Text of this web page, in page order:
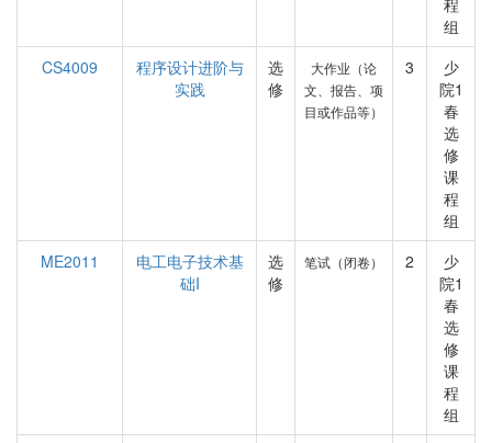
程
组
CS4009
程序设计进阶与
实践
选
修
大作业（论
文、报告、项
目或作品等）
3
少
院1
春
选
修
课
程
组
ME2011
电工电子技术基
础I
选
修
笔试（闭卷） 2
少
院1
春
选
修
课
程
组